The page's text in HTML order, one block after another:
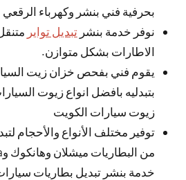
بحرفية فني بنشر وكهرباء الرقعي
نوفر خدمة بنشرتبديل تواير
الاطارات بشكل متوازن.
يقوم فني بفحص خزان زيت
بتبدليه بافضل انواع زيوت
زيوت سيارات الكويت
توفير مختلف الأنواع والأحجام
خدمة بنشر تبديل بطاريات